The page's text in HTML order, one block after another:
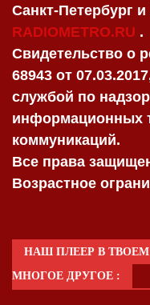
Санкт-Петербург
RADIOMETRO.RU .
Свидетельство о
68943 от
службой по
информационных
коммуникаций.
Все права
Возрастное
НАШ ПЛЕЕР В
МНОГОЕ ДРУГОЕ :